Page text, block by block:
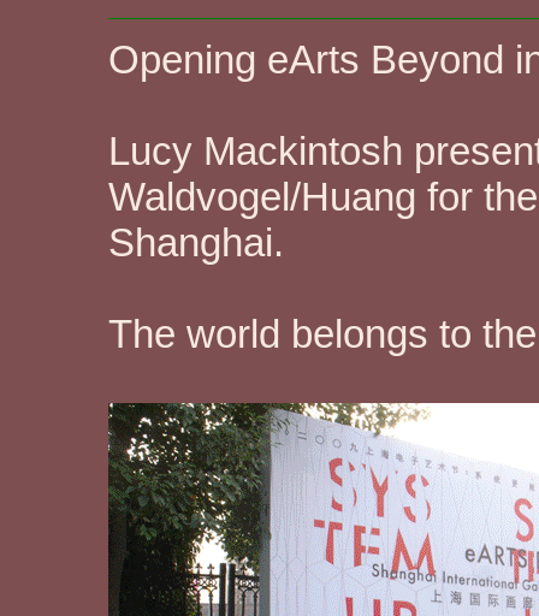
Opening eArts Beyond
Lucy Mackintosh
Waldvogel/Huang for
Shanghai.
The world belongs to